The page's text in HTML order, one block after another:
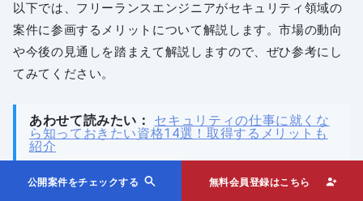
以下では、フリーランスエンジニアがセキュリティ領域の
案件に参画するメリットについて解説します。市場の動向
や今後の見通しを踏まえて解説しますので、ぜひ参考にし
てみてください。
あわせて読みたい：
セキュリティの仕事に就くな
ら知っておきたい資格14選！取得するメリットも
紹介
公開案件をチェックする 無料会員登録はこちら